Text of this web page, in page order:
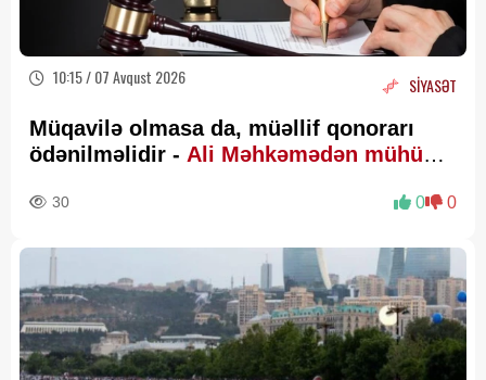
10:15 / 07 Avqust 2026 SİYASƏT
Müqavilə olmasa da, müəllif qonorarı
ödənilməlidir - Ali Məhkəmədən mühüm
30 0 0